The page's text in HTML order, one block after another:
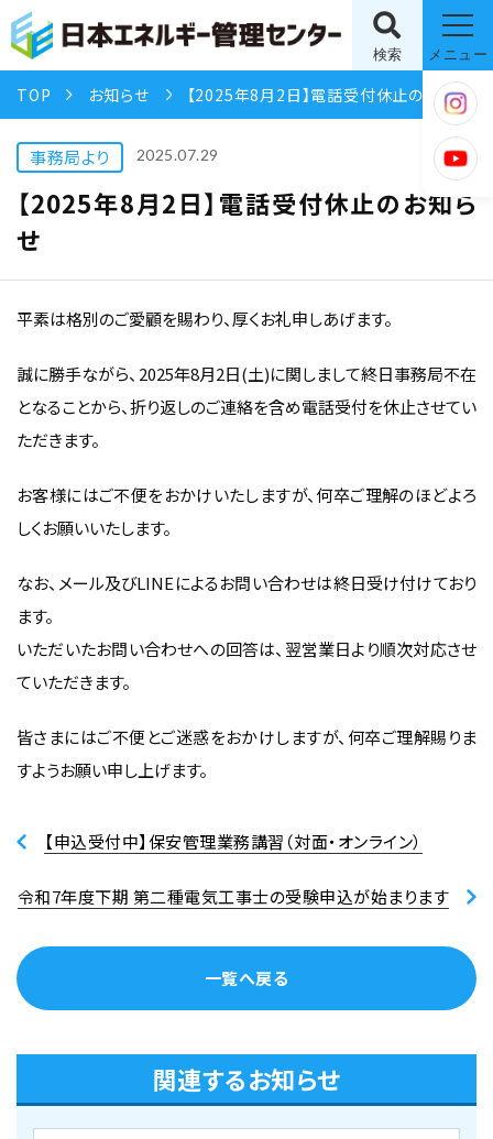
検索 メニュー
TOP お知らせ 【2025年8月2日】電話受付休止のお知らせ
事務局より 2025.07.29
【2025年8月2日】電話受付休止のお知ら
せ
平素は格別のご愛顧を賜わり、厚くお礼申しあげます。
誠に勝手ながら、2025年8月2日(土)に関しまして終日事務局不在
となることから、折り返しのご連絡を含め電話受付を休止させてい
ただきます。
お客様にはご不便をおかけいたしますが、何卒ご理解のほどよろ
しくお願いいたします。
なお、メール及びLINEによるお問い合わせは終日受け付けており
ます。
いただいたお問い合わせへの回答は、翌営業日より順次対応させ
ていただきます。
皆さまにはご不便とご迷惑をおかけしますが、何卒ご理解賜りま
すようお願い申し上げます。
【申込受付中】保安管理業務講習（対面・オンライン）
一覧へ戻る
令和7年度下期 第二種電気工事士の受験申込が始まります
関連するお知らせ